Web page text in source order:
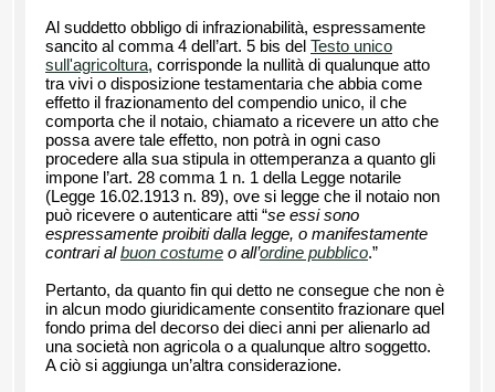
Al suddetto obbligo di infrazionabilità, espressamente
sancito al comma 4 dell’art. 5 bis del Testo unico
sull'agricoltura, corrisponde la nullità di qualunque atto
tra vivi o disposizione testamentaria che abbia come
effetto il frazionamento del compendio unico, il che
comporta che il notaio, chiamato a ricevere un atto che
possa avere tale effetto, non potrà in ogni caso
procedere alla sua stipula in ottemperanza a quanto gli
impone l’art. 28 comma 1 n. 1 della Legge notarile
(Legge 16.02.1913 n. 89), ove si legge che il notaio non
può ricevere o autenticare atti “se essi sono
espressamente proibiti dalla legge, o manifestamente
contrari albuon costume o all’ordine pubblico.”
Pertanto, da quanto fin qui detto ne consegue che non è
in alcun modo giuridicamente consentito frazionare quel
fondo prima del decorso dei dieci anni per alienarlo ad
una società non agricola o a qualunque altro soggetto.
A ciò si aggiunga un’altra considerazione.